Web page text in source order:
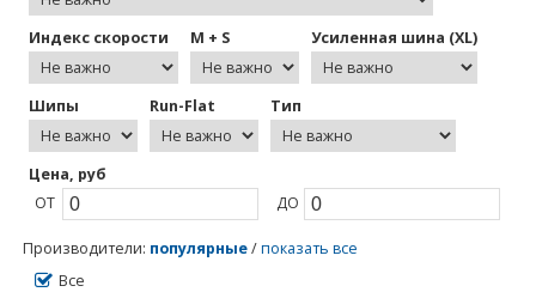
Индекс скорости M + S Усиленная шина (XL)
Шипы Run-Flat Тип
Цена, руб
ОТ
ДО
Производители: популярные/показать все
Все